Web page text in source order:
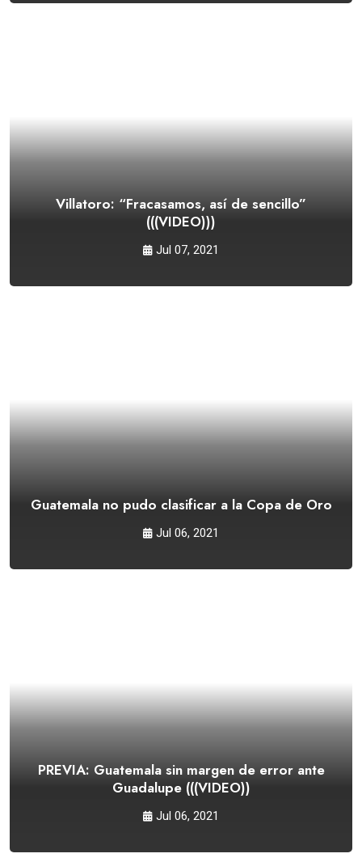
Villatoro: “Fracasamos, así de sencillo”
(((VIDEO)))
Jul 07, 2021
Guatemala no pudo clasificar a la Copa de Oro
Jul 06, 2021
PREVIA: Guatemala sin margen de error ante
Guadalupe (((VIDEO))
Jul 06, 2021